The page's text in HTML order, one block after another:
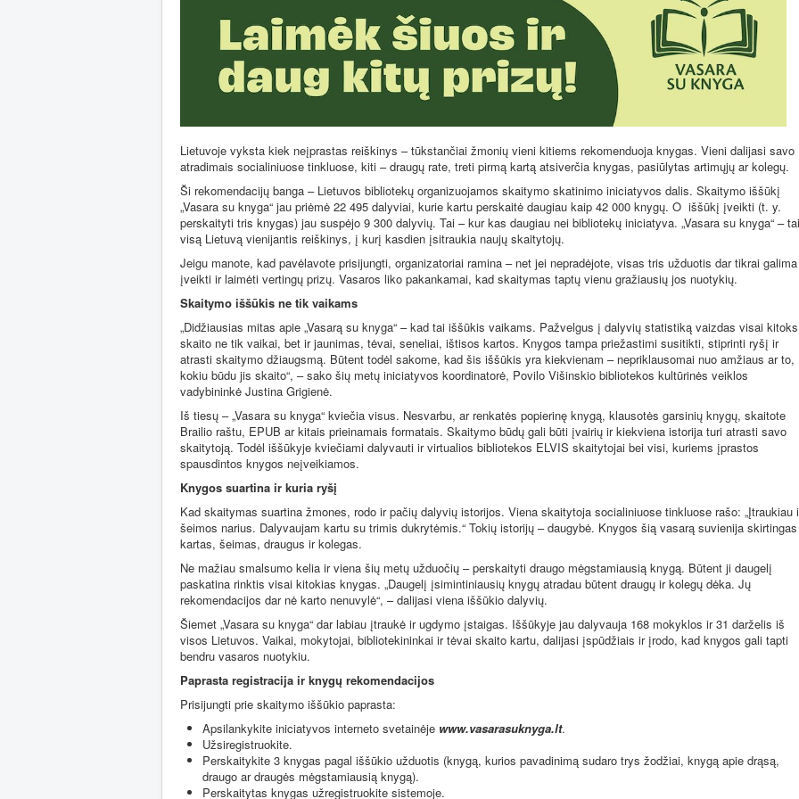
Lietuvoje vyksta kiek neįprastas reiškinys – tūkstančiai žmonių vieni kitiems rekomenduoja knygas. Vieni dalijasi savo
atradimais socialiniuose tinkluose, kiti – draugų rate, treti pirmą kartą atsiverčia knygas, pasiūlytas artimųjų ar kolegų.
Ši rekomendacijų banga – Lietuvos bibliotekų organizuojamos skaitymo skatinimo iniciatyvos dalis. Skaitymo iššūkį
„Vasara su knyga“ jau priėmė 22 495 dalyviai, kurie kartu perskaitė daugiau kaip 42 000 knygų. O iššūkį įveikti (t. y.
perskaityti tris knygas) jau suspėjo 9 300 dalyvių. Tai – kur kas daugiau nei bibliotekų iniciatyva. „Vasara su knyga“ – tai
visą Lietuvą vienijantis reiškinys, į kurį kasdien įsitraukia naujų skaitytojų.
Jeigu manote, kad pavėlavote prisijungti, organizatoriai ramina – net jei nepradėjote, visas tris užduotis dar tikrai galima
įveikti ir laimėti vertingų prizų. Vasaros liko pakankamai, kad skaitymas taptų vienu gražiausių jos nuotykių.
Skaitymo iššūkis ne tik vaikams
„Didžiausias mitas apie „Vasarą su knyga“ – kad tai iššūkis vaikams. Pažvelgus į dalyvių statistiką vaizdas visai
skaito ne tik vaikai, bet ir jaunimas, tėvai, seneliai, ištisos kartos. Knygos tampa priežastimi susitikti, stiprinti ryšį ir
atrasti skaitymo džiaugsmą. Būtent todėl sakome, kad šis iššūkis yra kiekvienam – nepriklausomai nuo amžiaus ar to,
kokiu būdu jis skaito“, – sako šių metų iniciatyvos koordinatorė, Povilo Višinskio bibliotekos kultūrinės veiklos
vadybininkė Justina Grigienė.
Iš tiesų – „Vasara su knyga“ kviečia visus. Nesvarbu, ar renkatės popierinę knygą, klausotės garsinių knygų, skaitote
Brailio raštu, EPUB ar kitais prieinamais formatais. Skaitymo būdų gali būti įvairių ir kiekviena istorija turi atrasti savo
skaitytoją. Todėl iššūkyje kviečiami dalyvauti ir virtualios bibliotekos ELVIS skaitytojai bei visi, kuriems įprastos
spausdintos knygos neįveikiamos.
Knygos suartina ir kuria ryšį
Kad skaitymas suartina žmones, rodo ir pačių dalyvių istorijos. Viena skaitytoja socialiniuose tinkluose rašo: „Įtraukiau
šeimos narius. Dalyvaujam kartu su trimis dukrytėmis.“ Tokių istorijų – daugybė. Knygos šią vasarą suvienija skirtingas
kartas, šeimas, draugus ir kolegas.
Ne mažiau smalsumo kelia ir viena šių metų užduočių – perskaityti draugo mėgstamiausią knygą. Būtent ji daugelį
paskatina rinktis visai kitokias knygas. „Daugelį įsimintiniausių knygų atradau būtent draugų ir kolegų dėka. Jų
rekomendacijos dar nė karto nenuvylė“, – dalijasi viena iššūkio dalyvių.
Šiemet „Vasara su knyga“ dar labiau įtraukė ir ugdymo įstaigas. Iššūkyje jau dalyvauja 168 mokyklos ir 31 darželis iš
visos Lietuvos. Vaikai, mokytojai, bibliotekininkai ir tėvai skaito kartu, dalijasi įspūdžiais ir įrodo, kad knygos gali tapti
bendru vasaros nuotykiu.
Paprasta registracija ir knygų rekomendacijos
Prisijungti prie skaitymo iššūkio paprasta:
Apsilankykite iniciatyvos interneto svetainėje www.vasarasuknyga.lt.
Užsiregistruokite.
Perskaitykite 3 knygas pagal iššūkio užduotis (knygą, kurios pavadinimą sudaro trys žodžiai, knygą apie drąsą,
draugo ar draugės mėgstamiausią knygą).
Perskaitytas knygas užregistruokite sistemoje.